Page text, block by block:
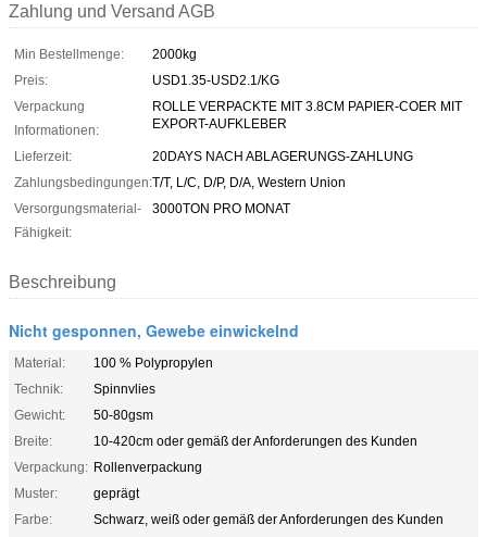
Zahlung und Versand AGB
Min Bestellmenge:
2000kg
Preis:
USD1.35-USD2.1/KG
Verpackung
Informationen:
ROLLE VERPACKTE MIT 3.8CM PAPIER-COER MIT
EXPORT-AUFKLEBER
Lieferzeit:
20DAYS NACH ABLAGERUNGS-ZAHLUNG
Zahlungsbedingungen:T/T, L/C, D/P, D/A, Western Union
Versorgungsmaterial-
Fähigkeit:
3000TON PRO MONAT
Beschreibung
Nicht gesponnen, Gewebe einwickelnd
Material:
100 % Polypropylen
Technik:
Spinnvlies
Gewicht:
50-80gsm
Breite:
10-420cm oder gemäß der Anforderungen des Kunden
Verpackung: Rollenverpackung
Muster:
geprägt
Farbe:
Schwarz, weiß oder gemäß der Anforderungen des Kunden